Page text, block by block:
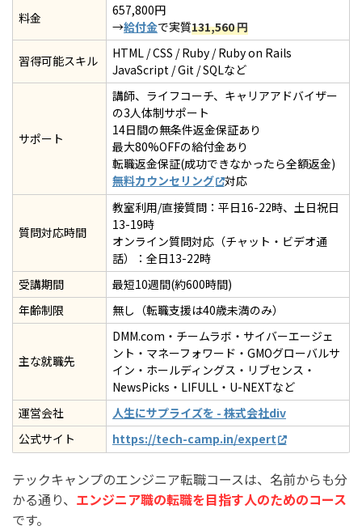
料金
657,800円
→給付金で実質131,560円
習得可能スキル
HTML / CSS / Ruby / Ruby on Rails
JavaScript / Git / SQLなど
サポート
講師、ライフコーチ、キャリアアドバイザー
の3人体制サポート
14日間の無条件返金保証あり
最大80%OFFの給付金あり
転職返金保証(成功できなかったら全額返金)
無料カウンセリング
対応
質問対応時間
教室利用/直接質問：平日16-22時、土日祝日
13-19時
オンライン質問対応（チャット・ビデオ通
話）：全日13-22時
受講期間
最短10週間(約600時間)
年齢制限
無し（転職支援は40歳未満のみ）
主な就職先
DMM.com・チームラボ・サイバーエージェ
ント・マネーフォワード・GMOグローバルサ
イン・ホールディングス・リブセンス・
NewsPicks・LIFULL・U-NEXTなど
運営会社
人生にサプライズを - 株式会社div
公式サイト
https://tech-camp.in/expert
テックキャンプのエンジニア転職コースは、名前からも分
かる通り、 エンジニア職の転職を目指す人のためのコース
です。